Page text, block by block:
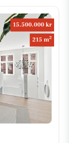
15.500.000 kr
215 m2